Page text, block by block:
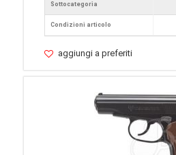
Sottocategoria
Condizioni articolo
aggiungi a preferiti